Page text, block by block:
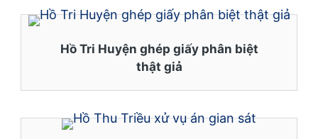
Hồ Tri Huyện ghép giấy phân biệt
thật giả